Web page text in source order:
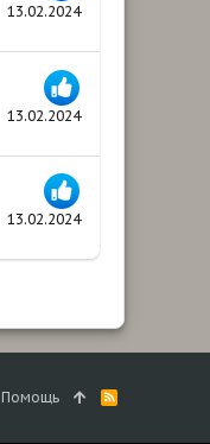
13.02.2024
13.02.2024
13.02.2024
Помощь
R